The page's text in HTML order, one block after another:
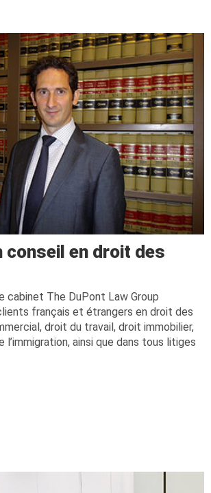
conseil en droit des
cabinet The DuPont Law Group
français et étrangers en droit des
droit du travail, droit immobilier,
ainsi que dans tous litiges